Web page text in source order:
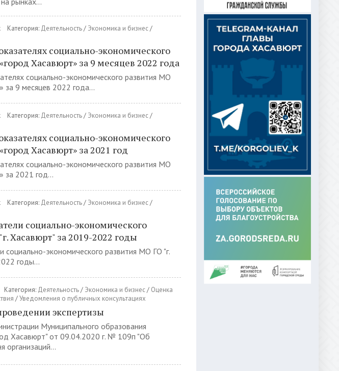
Категория: Деятельность/ Экономика и бизнес/
социально-экономического
Хасавюрт» за 9 месяцев 2022 года
социально-экономического развития МО
за 9 месяцев 2022 года...
Категория: Деятельность/ Экономика и бизнес/
социально-экономического
Хасавюрт» за 2021 год
социально-экономического развития МО
за 2021 год...
Категория: Деятельность/ Экономика и бизнес/
социально-экономического
Хасавюрт" за 2019-2022 годы
социально-экономического развития МО ГО "г.
годы...
Категория: Деятельность/ Экономика и бизнес/ Оценка
/Уведомления о публичных консультациях
экспертизы
Муниципального образования
Хасавюрт" от 09.04.2020 г. № 109п "Об
организаций...